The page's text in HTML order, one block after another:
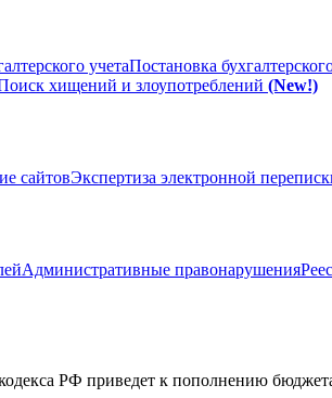
учетаПостановка
хищений и злоупотреблений (New!)
сайтовЭкспертиза электронной
Административные правонарушения
РФ приведет к пополнению